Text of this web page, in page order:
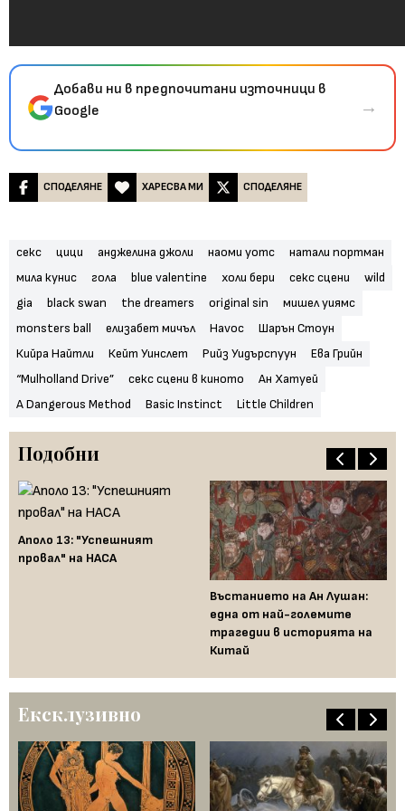
Добави ни в предпочитани източници в
Google
→
СПОДЕЛЯНЕ ХАРЕСВА МИ СПОДЕЛЯНЕ
секс цици анджелина джоли наоми уотс
натали портман
мила кунис
гола blue valentine холи бери секс сцени
wild
gia
black swan the dreamers original sin
мишел уиямс
monsters ball
елизабет мичъл Havoc
Шарън Стоун
Кийра Найтли
Кейт Уинслет Рийз Уидърспуун
Ева Грийн
“Mulholland Drive”
секс сцени в киното
Ан Хатуей
A Dangerous Method
Basic Instinct Little Children
Подобни
Аполо 13: "Успешният
провал" на НАСА
Въстанието на Ан Лушан:
една от най-големите
трагедии в историята на
Китай
Ексклузивно